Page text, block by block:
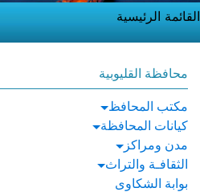
القائمة الرئيسية
محافظة القليوبية
مكتب المحافظ
كيانات المحافظة
مدن ومراكز
الثقافـة والتراث
بوابة الشكاوى